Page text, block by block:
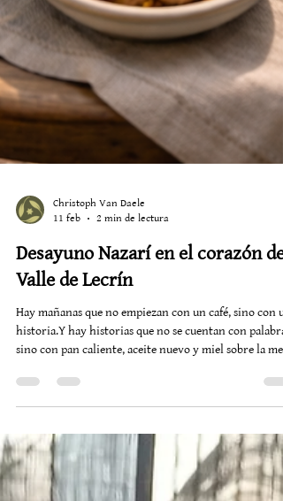
Christoph Van Daele
11 feb
Desayuno Nazarí en el corazón del
Valle de Lecrín
Hay mañanas que no empiezan con un café, sino con
historia.Y hay historias que no se cuentan con
pasado para proyectarse hacia el futuro: el Desayuno
Nazarí. Una iniciativa que recupera la herencia
gastronómica andalusí y la convierte en experiencia
contemporánea, posicionando nuestra tierra dentro de